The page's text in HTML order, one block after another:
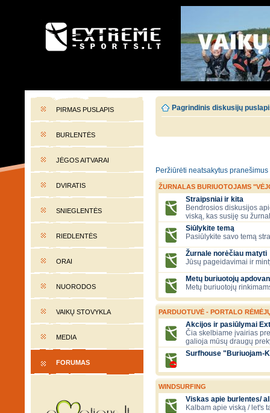
EXTREME-SPORTS.LT
PIRMAS PUSLAPIS
BURLENTĖS
JĖGOS AITVARAI
DVIRATIS
SNIEGLENTĖS
RIEDLENTĖS
ORAI
NUORODOS
VAIKŲ STOVYKLA
MEDIA
FORUMAS
Pagrindinis diskusijų
Peržiūrėti neatsakytus pranešimus
ŽURNALAS BURIUOTOJAMS
Straipsniai ir kita
Bendrosios diskusijos
viską, kas susiję su
Siūlykite temą
Pasiūlykite savo temą
Žurnale norėčiau matyti
Jūsų pageidavimai ir
Metų buriuotojų
Metų buriuotojų
PARDUOTUVĖ - PORTALO
Akcijos ir pasiūlymai
Čia skelbiame įvairias
galioja mūsų draugų
Surfhouse "Buriuojam-
WINDSURFING
Viskas apie burlentes/
Kalbam apie viską / let's